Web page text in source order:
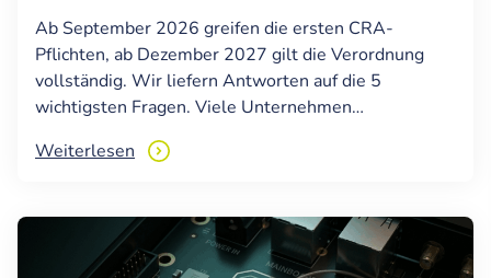
Ab September 2026 greifen die ersten CRA-
Pflichten, ab Dezember 2027 gilt die Verordnung
vollständig. Wir liefern Antworten auf die 5
wichtigsten Fragen. Viele Unternehmen…
Weiterlesen